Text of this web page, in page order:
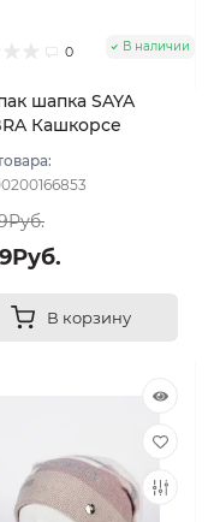
0 В наличии
шапка SAYA
Кашкорсе
В корзину